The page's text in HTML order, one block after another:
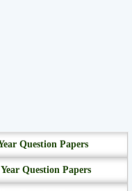
Question Papers
Question Papers